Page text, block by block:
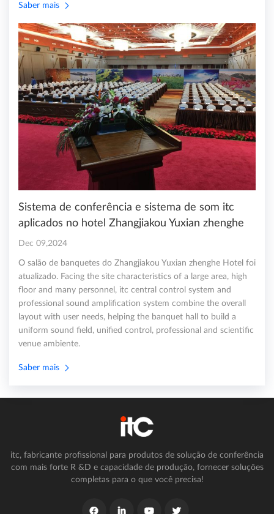
Saber mais
Sistema de conferência e sistema de som itc
aplicados no hotel Zhangjiakou Yuxian zhenghe
Dec 09,2024
O salão de banquetes do Zhangjiakou Yuxian zhenghe Hotel foi
atualizado. Facing the site characteristics of a large area, high
floor and many personnel, itc central control system and
professional sound amplification system combine the overall
layout with user needs, helping the banquet hall to build a
uniform sound field, unified control, professional and scientific
venue ambiente.
Saber mais
itc, fabricante profissional para produtos de solução de conferência
com mais forte R &D e capacidade de produção, fornecer soluções
completas para o que você precisa!